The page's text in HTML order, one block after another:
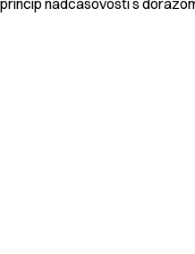
nadčasovosti s